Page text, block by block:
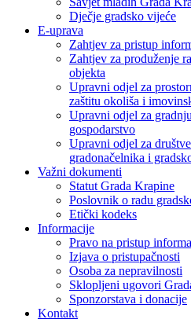
Dječje gradsko vijeće
E-uprava
Zahtjev za pristup
Zahtjev za produženje
objekta
Upravni odjel za
zaštitu okoliša i
Upravni odjel za
gospodarstvo
Upravni odjel za
gradonačelnika i
Važni dokumenti
Statut Grada Krapine
Poslovnik o radu
Etički kodeks
Informacije
Pravo na pristup
Izjava o pristupačnosti
Osoba za nepravilnosti
Sklopljeni ugovori
Sponzorstava i donacije
Kontakt